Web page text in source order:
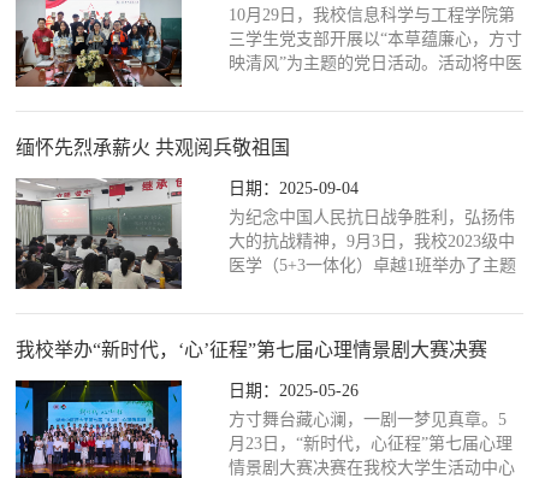
10月29日，我校信息科学与工程学院第
三学生党支部开展以“本草蕴廉心，方寸
映清风”为主题的党日活动。活动将中医
妙融合，让党员们亲手制作廉洁主题中
药标本作品，以药性引廉心，以清廉促
清风，展示新时代青年的清廉景象。活
动中，支部党员以莲子、荷叶、菊花、
决明子等中药材为创作材料，精心制作
廉洁主题标本作品。学生党员黄梦琼表
示：“在制作过程中，我不仅了解了中药
缅怀先烈承薪火 共观阅兵敬祖国
日期：2025-09-04
为纪念中国人民抗日战争胜利，弘扬伟
大的抗战精神，9月3日，我校2023级中
医学（5+3一体化）卓越1班举办了主题
的思政班会活动。本次班会旨在通过观
看纪念中国人民抗日战争暨世界反法西
斯战争胜利80周年大会，增强学生的历
史责任感和使命感，激励中医学子为实
现中华民族伟大复兴的中国梦而努力奋
斗。活动伊始，中医学院负责人和班主
任为每位同学赠送了由和平鸽和五角星
我校举办“新时代，‘心’征程”第七届心理情景剧大赛决赛
日期：2025-05-26
方寸舞台藏心澜，一剧一梦见真章。5
月23日，“新时代，心征程”第七届心理
情景剧大赛决赛在我校大学生活动中心